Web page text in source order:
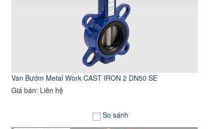
Van Bướm Metal Work CAST IRON 2 DN50 SE
Giá bán: Liên hệ
So sánh